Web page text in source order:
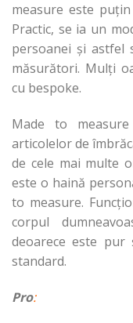
measure este
Practic, se ia un
persoanei și astfel
măsurători. Mulți
cu bespoke.
Made to
articolelor de
de cele mai multe
este o haină
to measure.
corpul
deoarece este
standard.
Pro: